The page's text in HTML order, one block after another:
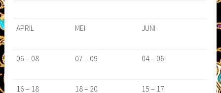
APRIL MEI JUNI
06 – 08 07 – 09 04 – 06
16 – 18 18 – 20 15 – 17